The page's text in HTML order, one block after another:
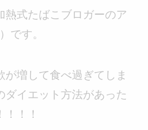
熱式たばこブロガーのア
）です。
増して食べ過ぎてしま
ダイエット方法があった
！！